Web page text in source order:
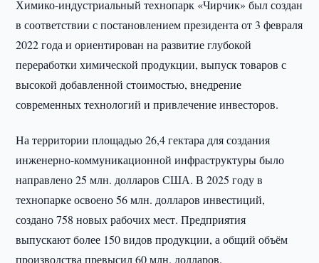
Химико-индустриальный технопарк «Чирчик» был создан
в соответствии с постановлением президента от 3 февраля
2022 года и ориентирован на развитие глубокой
переработки химической продукции, выпуск товаров с
высокой добавленной стоимостью, внедрение
современных технологий и привлечение инвесторов.
На территории площадью 26,4 гектара для создания
инженерно-коммуникационной инфраструктуры было
направлено 25 млн. долларов США. В 2025 году в
технопарке освоено 56 млн. долларов инвестиций,
создано 758 новых рабочих мест. Предприятия
выпускают более 150 видов продукции, а общий объём
производства превысил 60 млн. долларов.